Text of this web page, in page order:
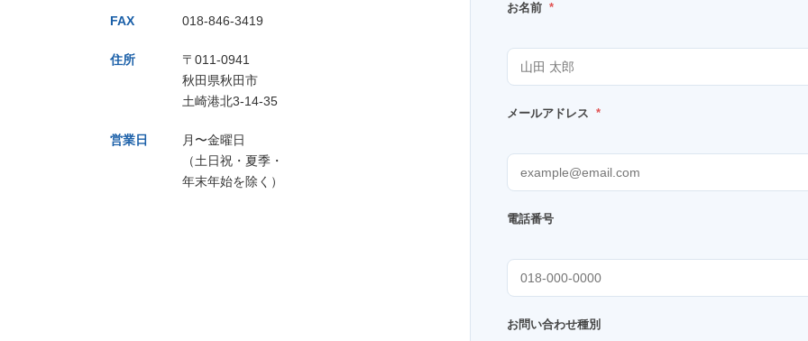
FAX 018-846-3419
住所
〒011-0941
秋田県秋田市
土崎港北3-14-35
営業日
月〜金曜日
（土日祝・夏季・
年末年始を除く）
お名前 *
メールアドレス *
電話番号
お問い合わせ種別